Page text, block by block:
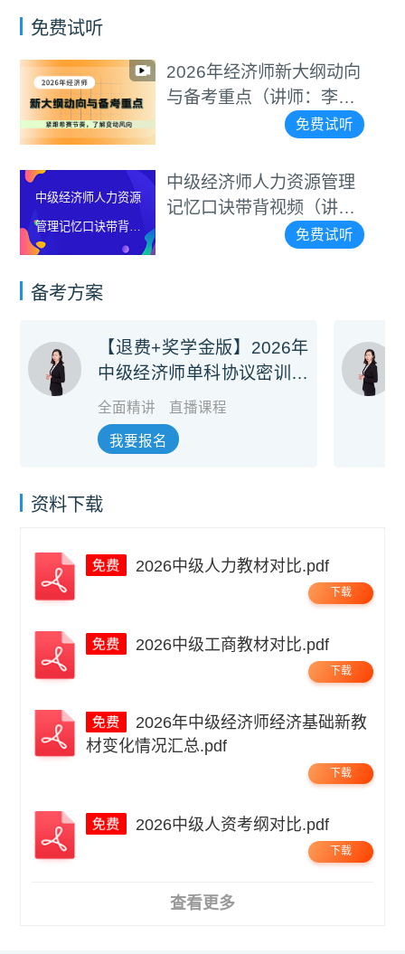
免费试听
2026年经济师新大纲动向
与备考重点（讲师：李碧
免费试听
中级经济师人力资源
管理记忆口诀带背视
频（讲师：罗思敏）
中级经济师人力资源管理
记忆口诀带背视频（讲
免费试听
备考方案
【退费+奖学金版】2026年
中级经济师单科协议密训旗
舰班
全面精讲 直播课程
我要报名
资料下载
2026中级人力教材对比.pdf
下载
2026中级工商教材对比.pdf
下载
材变化情况汇总.pdf
下载
2026中级人资考纲对比.pdf
下载
查看更多